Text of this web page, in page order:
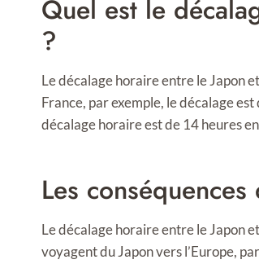
Quel est le
?
Le décalage horaire entre le Japon
France, par exemple, le décalage
décalage horaire est de 14 heures
Les
Le décalage horaire entre le Japon
voyagent du Japon vers l’Europe,